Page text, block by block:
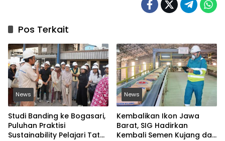
Pos Terkait
News
Studi Banding ke Bogasari,
Puluhan Praktisi
Sustainability Pelajari Tata
News
Kembalikan Ikon Jawa
Barat, SIG Hadirkan
Kembali Semen Kujang dan